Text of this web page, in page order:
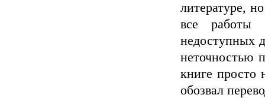
литературе,
все работы
недоступных
неточностью
книге просто
обозвал